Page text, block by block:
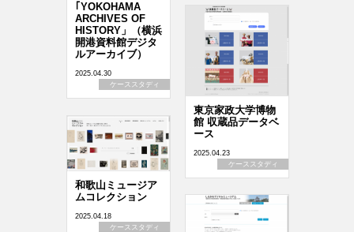
｢YOKOHAMA
ARCHIVES OF
HISTORY」（横浜
開港資料館デジタ
ルアーカイブ）
2025.04.30
ケーススタディ
東京家政大学博物
館 収蔵品データベ
ース
2025.04.23
ケーススタディ
和歌山ミュージア
ムコレクション
2025.04.18
ケーススタディ